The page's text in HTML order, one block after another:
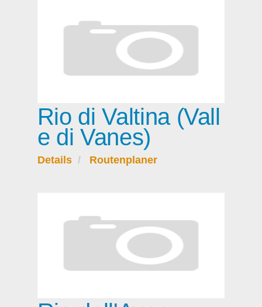
Rio di Valtina (Vall
e di Vanes)
Details Routenplaner